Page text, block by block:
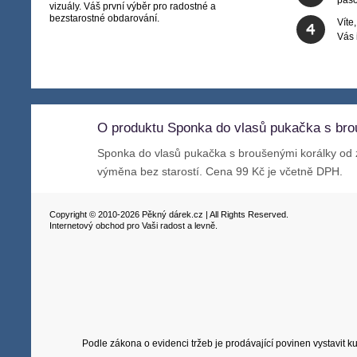
vizuály. Váš první výběr pro radostné a
bezstarostné obdarování.
Vás
O produktu Sponka do vlasů pukačka s
Sponka do vlasů pukačka s broušenými korálky
výměna bez starostí. Cena 99 Kč je včetně DPH.
Copyright © 2010-2026 Pěkný dárek.cz | All Rights Reserved.
Internetový obchod pro Vaši radost a levně.
Podle zákona o evidenci tržeb je prodávající povinen vystavit